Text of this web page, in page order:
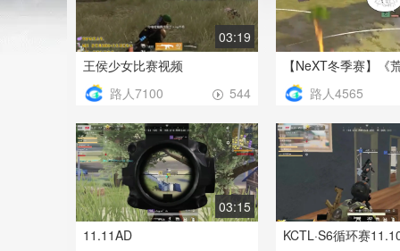
03:19
王侯少女比赛视频
544
路人7100 路人4565
03:15
11.11AD
KCTL·S6循环赛